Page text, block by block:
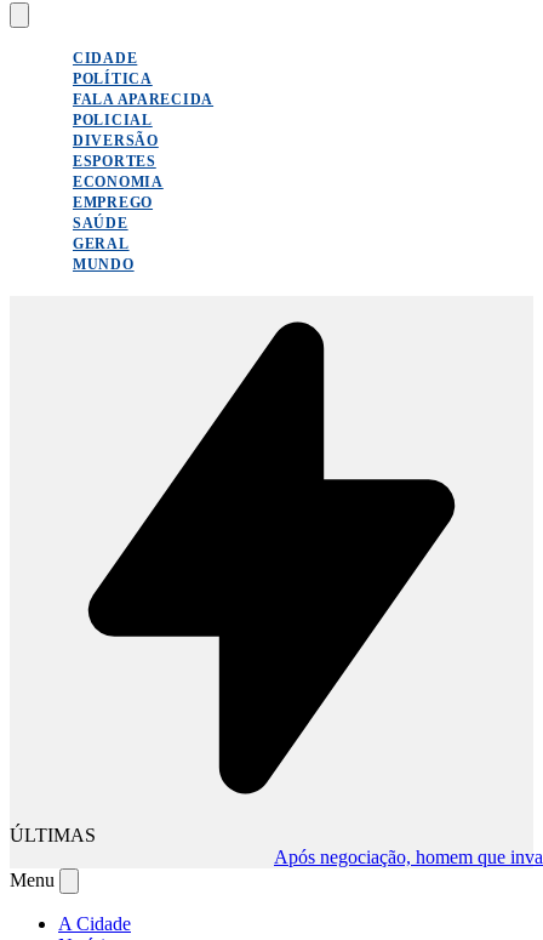
CIDADE
POLÍTICA
FALA APARECIDA
POLICIAL
DIVERSÃO
ESPORTES
ECONOMIA
EMPREGO
SAÚDE
GERAL
MUNDO
ÚLTIMAS
Após negociação, homem que
Menu
A Cidade